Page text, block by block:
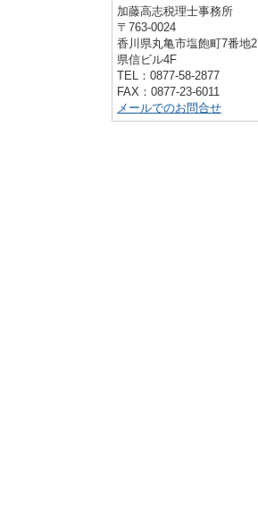
加藤高志税理士事務所
〒763-0024
香川県丸亀市塩飽町7番地2
県信ビル4F
TEL： 0877-58-2877
FAX： 0877-23-6011
メールでのお問合せ